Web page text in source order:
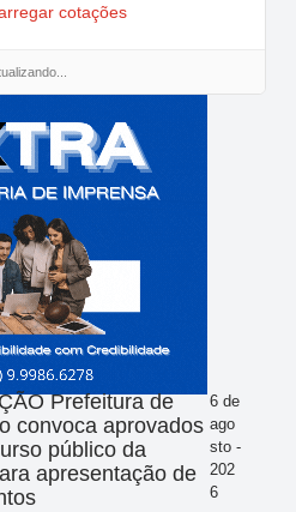
cotações
Prefeitura de
convoca aprovados
público da
apresentação de
6 de
ago
sto -
202
6